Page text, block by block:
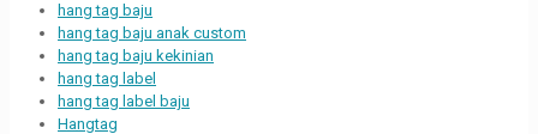
hang tag baju
hang tag baju anak custom
hang tag baju kekinian
hang tag label
hang tag label baju
Hangtag